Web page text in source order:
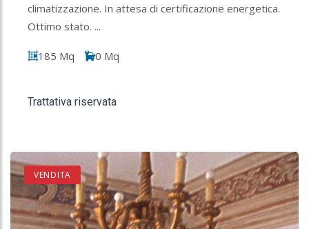
climatizzazione. In attesa di certificazione energetica.
Ottimo stato. ...
185 Mq 0 Mq
Trattativa riservata
VENDITA